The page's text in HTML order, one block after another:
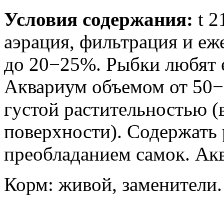
Условия содержания: t
аэрация, фильтрация и
до 20−25%. Рыбки любят
Аквариум объемом от
густой растительностью
поверхности). Содержать
преобладанием самок.
Корм: живой, заменители.